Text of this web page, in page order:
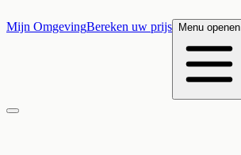
Mijn OmgevingBereken uw prijs Menu openen